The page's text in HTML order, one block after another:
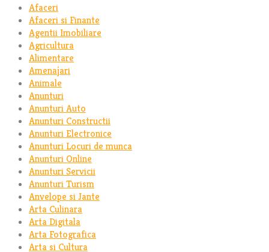
Afaceri
Afaceri si Finante
Agentii Imobiliare
Agricultura
Alimentare
Amenajari
Animale
Anunturi
Anunturi Auto
Anunturi Constructii
Anunturi Electronice
Anunturi Locuri de munca
Anunturi Online
Anunturi Servicii
Anunturi Turism
Anvelope si Jante
Arta Culinara
Arta Digitala
Arta Fotografica
Arta si Cultura